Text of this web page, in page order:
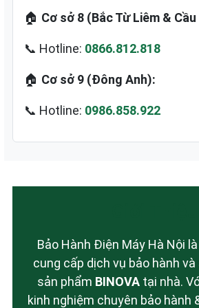
🏠 Cơ sở 8 (Bắc Từ Liêm & Cầu
📞 Hotline: 0866.812.818
🏠 Cơ sở 9 (Đông Anh):
📞 Hotline: 0986.858.922
Bảo Hành Điện Máy Hà Nội
cung cấp dịch vụ bảo hành
sản phẩm BINOVAtại nhà.
kinh nghiệm chuyên bảo hành